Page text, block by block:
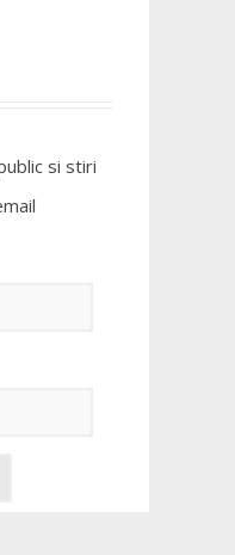
si stiri